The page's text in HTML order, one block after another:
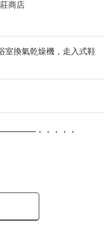
商店
室換氣乾燥機，走入式鞋
・・・・・
分鐘
的房型